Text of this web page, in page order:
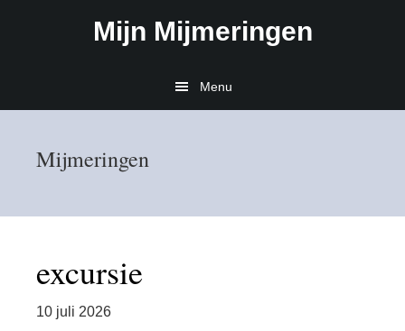
Mijn Mijmeringen
Menu
Mijmeringen
excursie
10 juli 2026